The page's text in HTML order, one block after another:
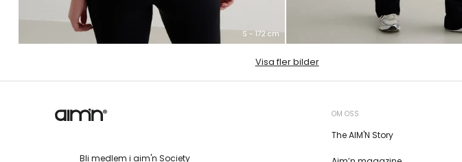
S - 172 cm
Visa fler bilder
Bli medlem i aim'n Society
OM OSS
The AIM'N Story